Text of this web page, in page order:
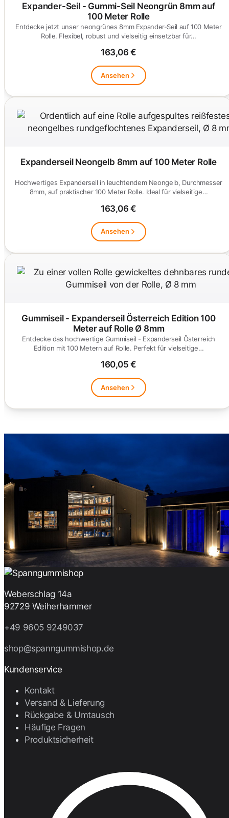
Expander-Seil - Gummi-Seil Neongrün 8mm auf
100 Meter Rolle
Entdecke jetzt unser neongrünes 8mm Expander-Seil auf 100 Meter
Rolle. Flexibel, robust und vielseitig einsetzbar für…
163,06 €
Ansehen
Expanderseil Neongelb 8mm auf 100 Meter Rolle
Hochwertiges Expanderseil in leuchtendem Neongelb, Durchmesser
8mm, auf praktischer 100 Meter Rolle. Ideal für vielseitige…
163,06 €
Ansehen
Gummiseil - Expanderseil Österreich Edition 100
Meter auf Rolle Ø 8mm
Entdecke das hochwertige Gummiseil - Expanderseil Österreich
Edition mit 100 Metern auf Rolle. Perfekt für vielseitige…
160,05 €
Ansehen
Weberschlag 14a
92729 Weiherhammer
+49 9605 9249037
shop@spanngummishop.de
Kundenservice
Kontakt
Versand & Lieferung
Rückgabe & Umtausch
Häufige Fragen
Produktsicherheit